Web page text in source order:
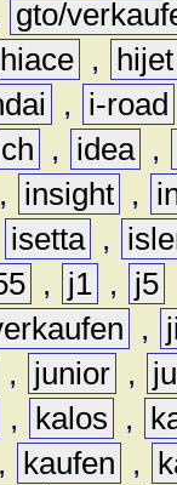
gto/
hiace ,
hijet
,
i-road
, idea ,
, insight ,
isetta ,
, j1 , j5
,
, junior ,
, kalos ,
, kaufen ,